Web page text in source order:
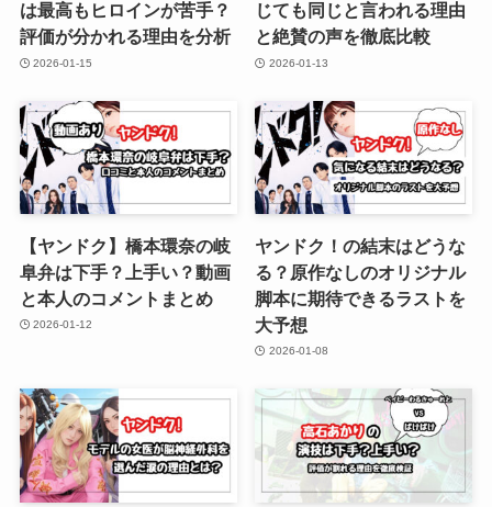
は最高もヒロインが苦手？
評価が分かれる理由を分析
2026-01-15
じても同じと言われる理由
と絶賛の声を徹底比較
2026-01-13
【ヤンドク】橋本環奈の岐
阜弁は下手？上手い？動画
と本人のコメントまとめ
2026-01-12
ヤンドク！の結末はどうな
る？原作なしのオリジナル
脚本に期待できるラストを
大予想
2026-01-08